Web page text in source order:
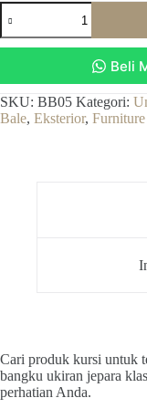
Kuantitas
Bangku
Ukiran
Kayu
Jati,
Bale
Beli
SKU: BB05 Kategori:
Bale, Eksterior, Furniture
Cari produk kursi untuk
bangku ukiran jepara
perhatian Anda.